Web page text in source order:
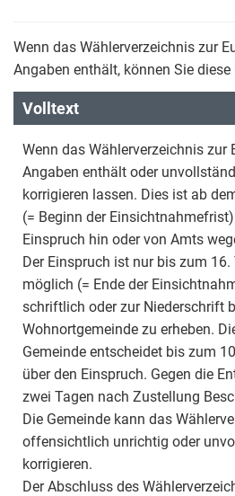
Wenn das Wählerverzeichnis zur
Angaben enthält, können Sie
Volltext
Wenn das Wählerverzeichnis zur
Angaben enthält oder
korrigieren lassen. Dies ist ab
(= Beginn der
Einspruch hin oder von Amts
Der Einspruch ist nur bis zum 16.
möglich (= Ende der
schriftlich oder zur Niederschrift
Wohnortgemeinde zu erheben.
Gemeinde entscheidet bis zum
über den Einspruch. Gegen die
zwei Tagen nach Zustellung
Die Gemeinde kann das
offensichtlich unrichtig oder
korrigieren.
Der Abschluss des